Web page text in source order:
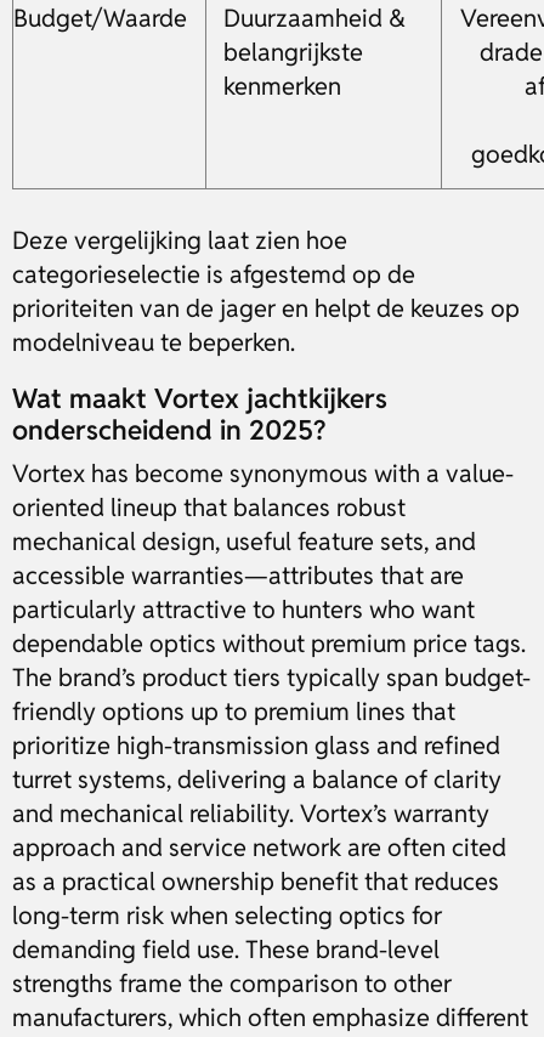
Budget/Waarde
Duurzaamheid &
belangrijkste
kenmerken
Deze vergelijking laat zien hoe
categorieselectie is afgestemd op de
prioriteiten van de jager en helpt de keuzes op
modelniveau te beperken.
Wat maakt Vortex jachtkijkers
onderscheidend in 2025?
Vortex has become synonymous with a value-
oriented lineup that balances robust
mechanical design, useful feature sets, and
accessible warranties—attributes that are
particularly attractive to hunters who want
dependable optics without premium price tags.
The brand’s product tiers typically span budget-
friendly options up to premium lines that
prioritize high-transmission glass and refined
turret systems, delivering a balance of clarity
and mechanical reliability. Vortex’s warranty
approach and service network are often cited
as a practical ownership benefit that reduces
long-term risk when selecting optics for
demanding field use. These brand-level
strengths frame the comparison to other
manufacturers, which often emphasize different